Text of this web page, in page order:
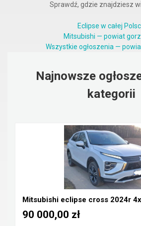
Sprawdź, gdzie znajdziesz
Eclipse w całej
Mitsubishi — powiat
Wszystkie ogłoszenia —
Najnowsze
kategorii
Mitsubishi eclipse cross 2024r
90 000,00 zł